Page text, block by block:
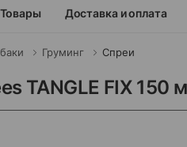
Товары Доставка и оплата
Груминг Спреи
TANGLE FIX 150